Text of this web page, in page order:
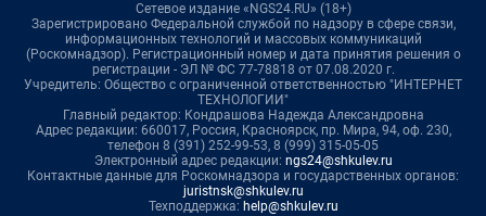
Сетевое издание «NGS24.RU» (18+)
Зарегистрировано Федеральной службой по надзору в сфере связи,
информационных технологий и массовых коммуникаций
(Роскомнадзор). Регистрационный номер и дата принятия решения о
регистрации - ЭЛ № ФС 77-78818 от 07.08.2020 г.
Учредитель: Общество с ограниченной ответственностью "ИНТЕРНЕТ
ТЕХНОЛОГИИ"
Главный редактор: Кондрашова Надежда Александровна
Адрес редакции: 660017, Россия, Красноярск, пр. Мира, 94, оф. 230,
телефон 8 (391) 252-99-53, 8 (999) 315-05-05
Электронный адрес редакции: ngs24@shkulev.ru
Контактные данные для Роскомнадзора и государственных органов:
juristnsk@shkulev.ru
Техподдержка: help@shkulev.ru